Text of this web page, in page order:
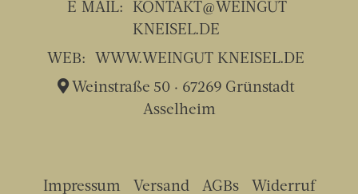
E-MAIL:
KONTAKT@WEINGUT-
KNEISEL.DE
WEB:
WWW.WEINGUT-KNEISEL.DE
Weinstraße 50 · 67269 Grünstadt-
Asselheim
Impressum Versand AGBs Widerruf